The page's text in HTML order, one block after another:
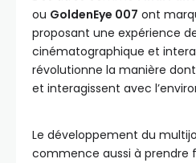
ou GoldenEye 007 ont
proposant une expérience
cinématographique et
révolutionne la manière
et interagissent avec
Le développement du
commence aussi à prendre